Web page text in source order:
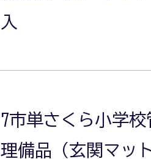
入
7市単さくら小学校
理備品（玄関マッ